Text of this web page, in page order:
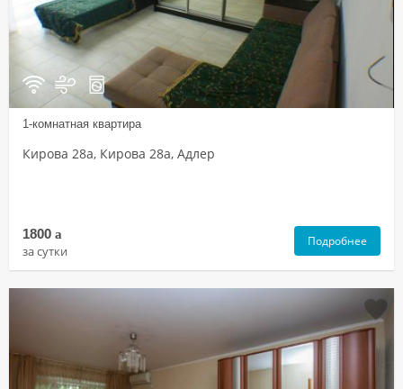
1-комнатная квартира
Кирова 28а, Кирова 28а, Адлер
1800 a
за сутки
Подробнее